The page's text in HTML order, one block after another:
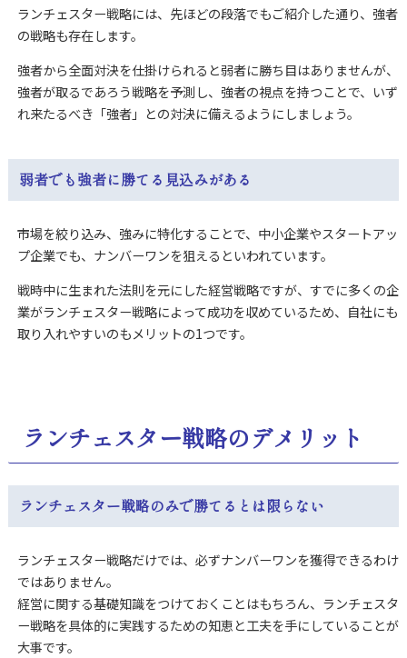
ランチェスター戦略には、先ほどの段落でもご紹介した通り、強者
の戦略も存在します。
強者から全面対決を仕掛けられると弱者に勝ち目はありませんが、
強者が取るであろう戦略を予測し、強者の視点を持つことで、いず
れ来たるべき「強者」との対決に備えるようにしましょう。
弱者でも強者に勝てる見込みがある
市場を絞り込み、強みに特化することで、中小企業やスタートアッ
プ企業でも、ナンバーワンを狙えるといわれています。
戦時中に生まれた法則を元にした経営戦略ですが、すでに多くの企
業がランチェスター戦略によって成功を収めているため、自社にも
取り入れやすいのもメリットの1つです。
ランチェスター戦略のデメリット
ランチェスター戦略のみで勝てるとは限らない
ランチェスター戦略だけでは、必ずナンバーワンを獲得できるわけ
ではありません。
経営に関する基礎知識をつけておくことはもちろん、ランチェスタ
ー戦略を具体的に実践するための知恵と工夫を手にしていることが
大事です。